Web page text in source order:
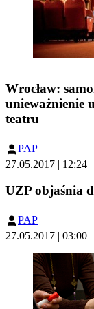
Wrocław:
unieważnienie
teatru
PAP
27.05.2017 | 12:24
UZP objaśnia
PAP
27.05.2017 | 03:00